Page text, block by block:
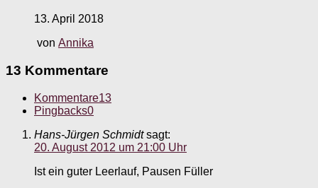
13. April 2018
von Annika
13 Kommentare
Kommentare13
Pingbacks0
Hans-Jürgen Schmidt sagt:
20. August 2012 um 21:00 Uhr
Ist ein guter Leerlauf, Pausen Füller